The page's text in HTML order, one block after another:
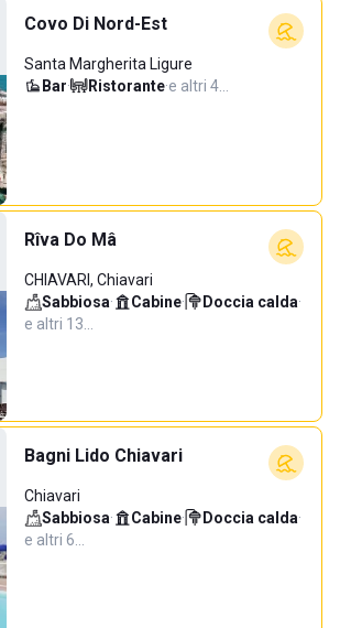
Covo Di Nord-Est
Santa Margherita Ligure
Bar· Ristorante·e altri 4…
Rîva Do Mâ
CHIAVARI, Chiavari
Sabbiosa· Cabine· Doccia calda·
e altri 13…
Bagni Lido Chiavari
Chiavari
Sabbiosa· Cabine· Doccia calda·
e altri 6…